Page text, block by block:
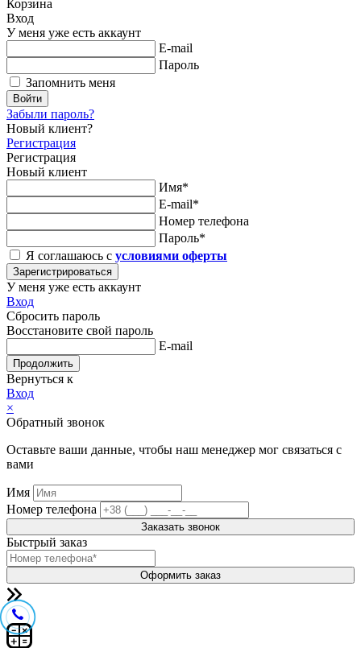
Корзина
Вход
У меня уже есть аккаунт
E-mail
Пароль
Запомнить меня
Войти
Забыли пароль?
Новый клиент?
Регистрация
Регистрация
Новый клиент
Имя*
E-mail*
Номер телефона
Пароль*
Я соглашаюсь с условиями оферты
Зарегистрироваться
У меня уже есть аккаунт
Вход
Сбросить пароль
Восстановите свой пароль
E-mail
Продолжить
Вернуться к
Вход
×
Обратный звонок
Оставьте ваши данные, чтобы наш менеджер мог связаться с
вами
Имя
Номер телефона
Заказать звонок
Быстрый заказ
Оформить заказ